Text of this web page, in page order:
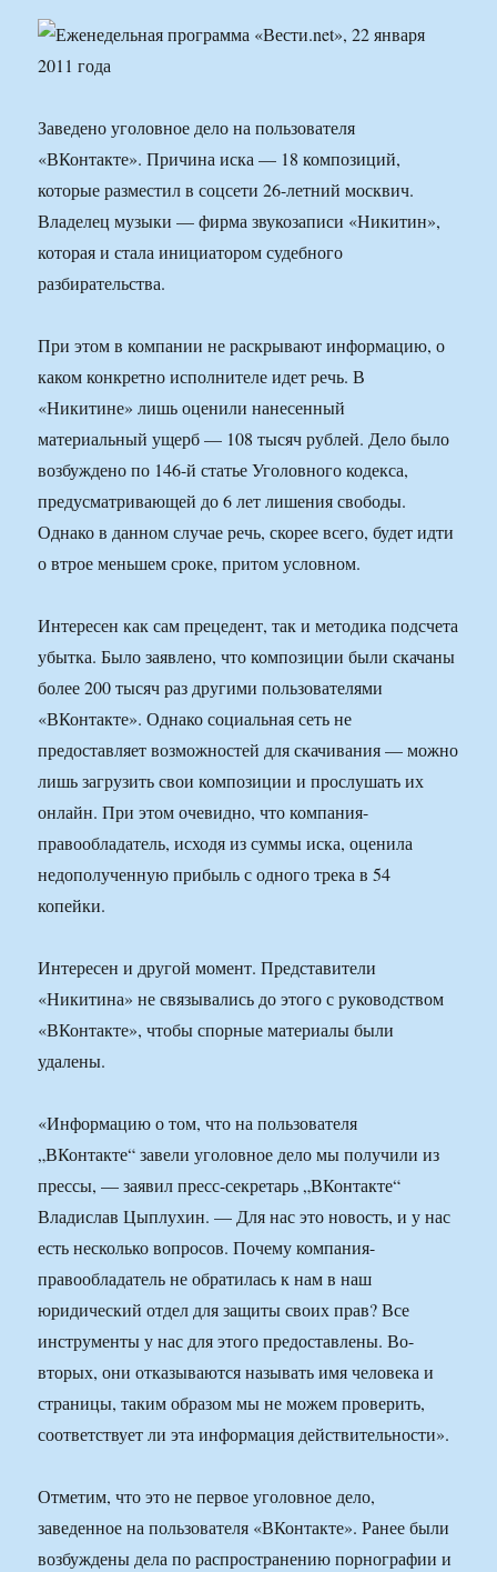
Заведено уголовное дело на пользователя
«ВКонтакте». Причина иска — 18 композиций,
которые разместил в соцсети 26-летний москвич.
Владелец музыки — фирма звукозаписи «Никитин»,
которая и стала инициатором судебного
разбирательства.
При этом в компании не раскрывают информацию, о
каком конкретно исполнителе идет речь. В
«Никитине» лишь оценили нанесенный
материальный ущерб — 108 тысяч рублей. Дело было
возбуждено по 146-й статье Уголовного кодекса,
предусматривающей до 6 лет лишения свободы.
Однако в данном случае речь, скорее всего, будет идти
о втрое меньшем сроке, притом условном.
Интересен как сам прецедент, так и методика подсчета
убытка. Было заявлено, что композиции были скачаны
более 200 тысяч раз другими пользователями
«ВКонтакте». Однако социальная сеть не
предоставляет возможностей для скачивания — можно
лишь загрузить свои композиции и прослушать их
онлайн. При этом очевидно, что компания-
правообладатель, исходя из суммы иска, оценила
недополученную прибыль с одного трека в 54
копейки.
Интересен и другой момент. Представители
«Никитина» не связывались до этого с руководством
«ВКонтакте», чтобы спорные материалы были
удалены.
«Информацию о том, что на пользователя
„ВКонтакте“ завели уголовное дело мы получили из
прессы, — заявил пресс-секретарь „ВКонтакте“
Владислав Цыплухин. — Для нас это новость, и у нас
есть несколько вопросов. Почему компания-
правообладатель не обратилась к нам в наш
юридический отдел для защиты своих прав? Все
инструменты у нас для этого предоставлены. Во-
вторых, они отказываются называть имя человека и
страницы, таким образом мы не можем проверить,
соответствует ли эта информация действительности».
Отметим, что это не первое уголовное дело,
заведенное на пользователя «ВКонтакте». Ранее были
возбуждены дела по распространению порнографии и